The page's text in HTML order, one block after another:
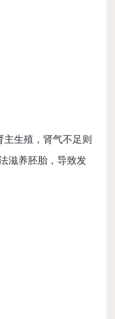
主生殖，肾气不足则
滋养胚胎，导致发